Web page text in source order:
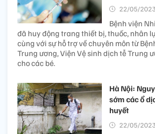
22/05/
Bệnh viện
đã huy động trang thiết bị, thuốc, nhân
cùng với sự hỗ trợ về chuyên môn từ
Trung ương, Viện Vệ sinh dịch tễ Trung
cho các bé.
Hà Nội:
sớm các ổ
huyết
22/05/